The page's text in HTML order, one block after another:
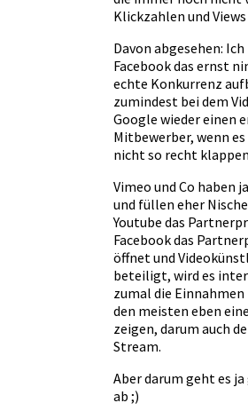
Klickzahlen und
Davon abgesehen:
Facebook das ernst
echte Konkurrenz
zumindest bei dem
Google wieder einen
Mitbewerber, wenn es
nicht so recht
Vimeo und Co haben
und füllen eher
Youtube das
Facebook das
öffnet und
beteiligt, wird es
zumal die
den meisten eben
zeigen, darum auch
Stream.
Aber darum geht es
ab ;)